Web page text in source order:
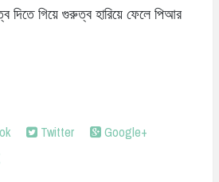
দিতে গিয়ে গুরুত্ব হারিয়ে ফেলে পিআর
Twitter
Google+